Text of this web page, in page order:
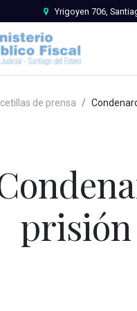
Yrigoyen 706,
de prensa Condenaron a un hombre a 15